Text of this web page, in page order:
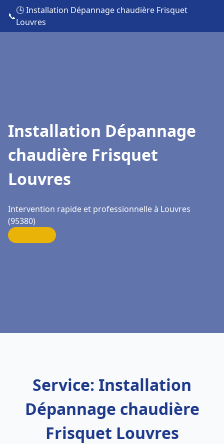
📞
🕒 Installation Dépannage chaudière Frisquet
Louvres
Installation Dépannage
chaudière Frisquet
Louvres
Intervention rapide et professionnelle à Louvres
(95380)
Service: Installation
Dépannage chaudière
Frisquet Louvres